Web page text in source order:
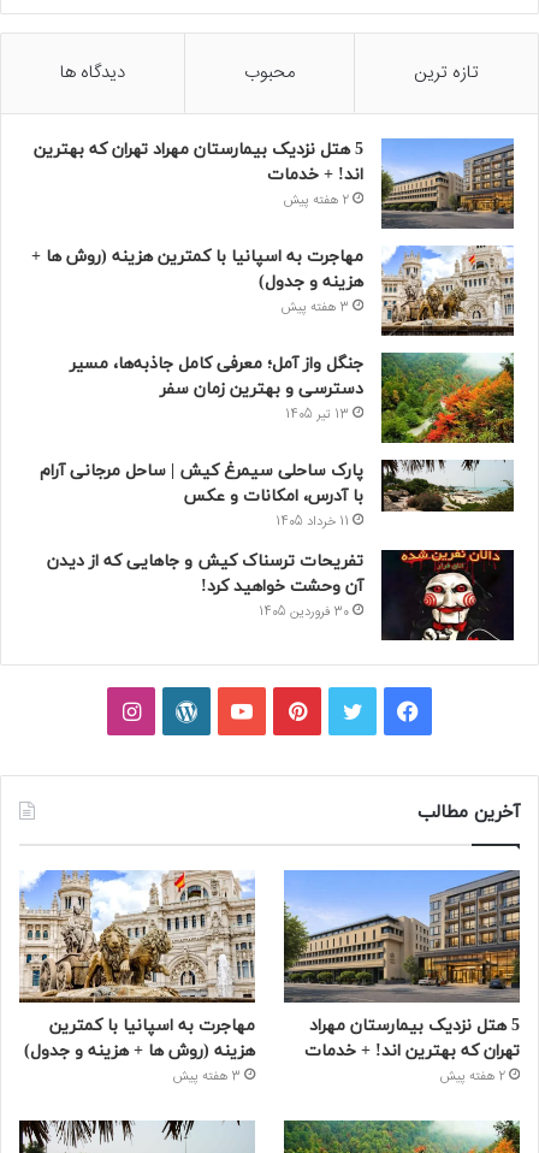
تازه ترین محبوب دیدگاه ها
5 هتل نزدیک بیمارستان مهراد تهران که بهترین‌
اند! + خدمات
2 هفته پیش
مهاجرت به اسپانیا با کمترین هزینه (روش ها +
هزینه و جدول)
3 هفته پیش
جنگل واز آمل؛ معرفی کامل جاذبه‌ها، مسیر
دسترسی و بهترین زمان سفر
13 تیر 1405
پارک ساحلی سیمرغ کیش | ساحل مرجانی آرام
با آدرس، امکانات و عکس
11 خرداد 1405
تفریحات ترسناک کیش و جاهایی که از دیدن
آن وحشت خواهید کرد!
30 فروردین 1405
فیسبوکتوییترپینتریستیوتیوبوردپرساینستاگرام
آخرین مطالب
5 هتل نزدیک بیمارستان مهراد
تهران که بهترین‌ اند! + خدمات
2 هفته پیش
مهاجرت به اسپانیا با کمترین
هزینه (روش ها + هزینه و جدول)
3 هفته پیش